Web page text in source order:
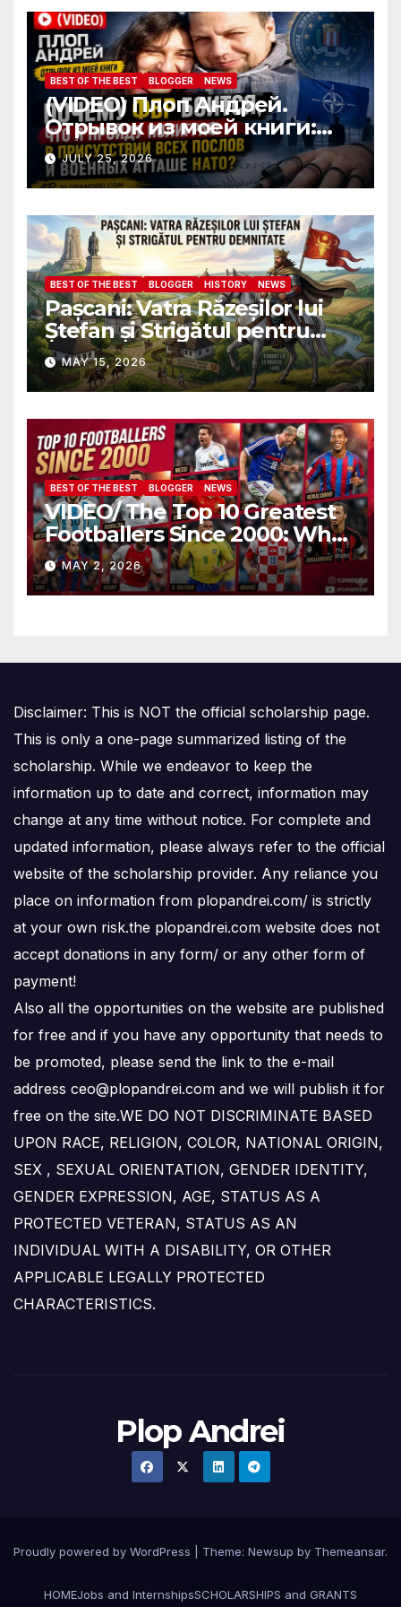
attaches?
BEST OF THE BEST BLOGGER NEWS
(VIDEO) Плоп Андрей.
Отрывок из моей книги:
Почему ФБР боится, что я
пройду полиграф в
присутствии всех послов и
военных атташе НАТО?
JULY 25, 2026
BEST OF THE BEST BLOGGER HISTORY NEWS
Pașcani: Vatra Răzeșilor lui
Ștefan și Strigătul pentru
Demnitate în Fața
Amalgamării
MAY 15, 2026
BEST OF THE BEST BLOGGER NEWS
VIDEO/ The Top 10 Greatest
Footballers Since 2000: Who
Is Number One
MAY 2, 2026
Disclaimer: This is NOT the official scholarship page.
This is only a one-page summarized listing of the
scholarship. While we endeavor to keep the
information up to date and correct, information may
change at any time without notice. For complete and
updated information, please always refer to the official
website of the scholarship provider. Any reliance you
place on information from plopandrei.com/ is strictly
at your own risk.the plopandrei.com website does not
accept donations in any form/ or any other form of
payment!
Also all the opportunities on the website are published
for free and if you have any opportunity that needs to
be promoted, please send the link to the e-mail
address ceo@plopandrei.com and we will publish it for
free on the site.WE DO NOT DISCRIMINATE BASED
UPON RACE, RELIGION, COLOR, NATIONAL ORIGIN,
SEX , SEXUAL ORIENTATION, GENDER IDENTITY,
GENDER EXPRESSION, AGE, STATUS AS A
PROTECTED VETERAN, STATUS AS AN
INDIVIDUAL WITH A DISABILITY, OR OTHER
APPLICABLE LEGALLY PROTECTED
CHARACTERISTICS.
Plop Andrei
Proudly powered by WordPress Theme: Newsup by Themeansar.
HOMEJobs and InternshipsSCHOLARSHIPS and GRANTS